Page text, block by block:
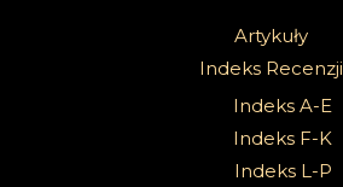
Artykuły
Indeks Recenzji
Indeks A-E
Indeks F-K
Indeks L-P